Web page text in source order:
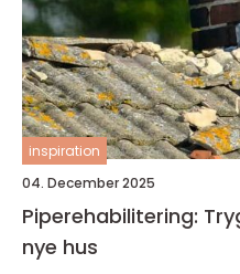
inspiration
04. December 2025
Piperehabilitering:
nye hus